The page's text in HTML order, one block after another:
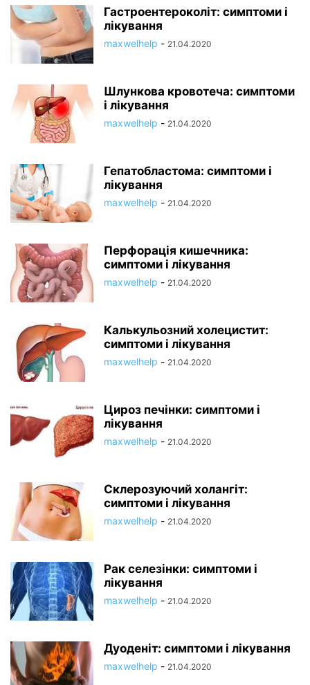
Гастроентероколіт: симптоми і
лікування
maxwelhelp - 21.04.2020
Шлункова кровотеча: симптоми
і лікування
maxwelhelp - 21.04.2020
Гепатобластома: симптоми і
лікування
maxwelhelp - 21.04.2020
Перфорація кишечника:
симптоми і лікування
maxwelhelp - 21.04.2020
Калькульозний холецистит:
симптоми і лікування
maxwelhelp - 21.04.2020
Цироз печінки: симптоми і
лікування
maxwelhelp - 21.04.2020
Склерозуючий холангіт:
симптоми і лікування
maxwelhelp - 21.04.2020
Рак селезінки: симптоми і
лікування
maxwelhelp - 21.04.2020
Дуоденіт: симптоми і лікування
maxwelhelp - 21.04.2020